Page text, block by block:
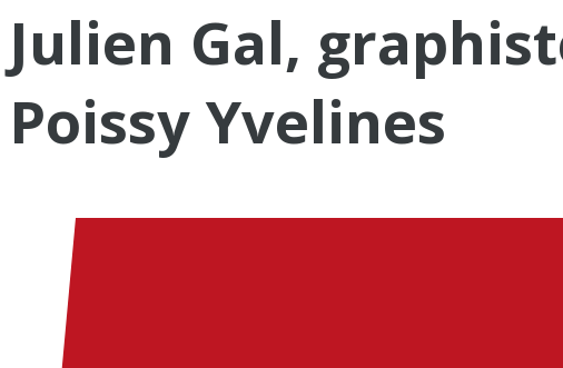
Julien Gal,
Poissy Yvelines